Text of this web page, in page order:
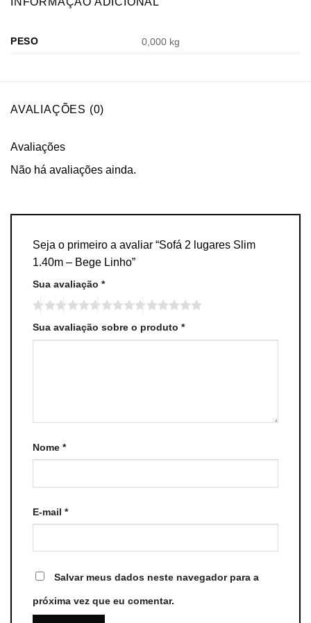
PESO 0,000 kg
AVALIAÇÕES (0)
Avaliações
Não há avaliações ainda.
Seja o primeiro a avaliar “Sofá 2 lugares Slim
1.40m – Bege Linho”
Sua avaliação *
Sua avaliação sobre o produto *
Nome *
E-mail *
Salvar meus dados neste navegador para a
próxima vez que eu comentar.